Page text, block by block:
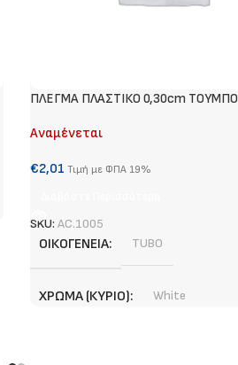
ΠΛΕΓΜΑ ΠΛΑΣΤΙΚΟ 0,30cm TOYΜΠΟ
Αναμένεται
€2,01 Τιμή με ΦΠΑ 19%
SKU: AC.1005
ΟΙΚΟΓΈΝΕΙΑ TUBO
ΧΡΏΜΑ (ΚΎΡΙΟ) White